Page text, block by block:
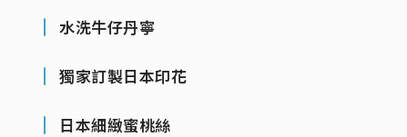
水洗牛仔丹寧
獨家訂製日本印花
日本細緻蜜桃絲